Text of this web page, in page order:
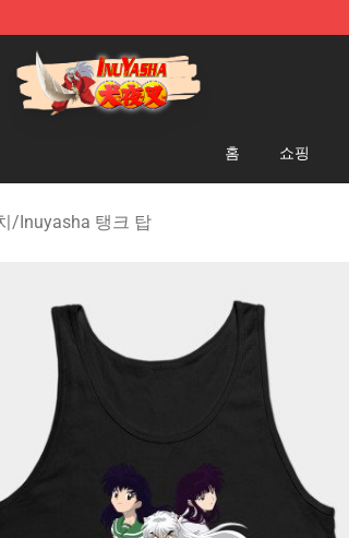
Inuyasha Merchandise Shop
홈 쇼핑
/Inuyasha 탱크 탑